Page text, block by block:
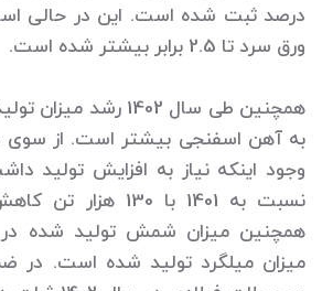
درصد ثبت شده است. این در حالی
ورق سرد تا 2.5 برابر بیشتر شده است.
همچنین طی سال 1402
به آهن اسفنجی بیشتر است. از سوی
نسبت به 1401 با 130
میزان میلگرد تولید شده است. در